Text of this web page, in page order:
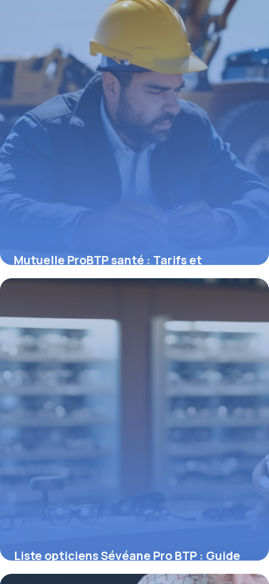
Mutuelle ProBTP santé : Tarifs et
garanties
Liste opticiens Sévéane Pro BTP : Guide
complet 2026